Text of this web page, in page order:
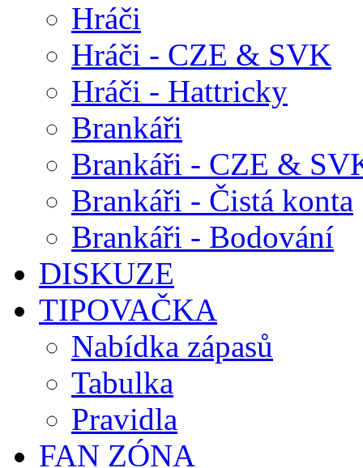
Hráči
Hráči - CZE & SVK
Hráči - Hattricky
Brankáři
Brankáři - CZE &
Brankáři - Čistá konta
Brankáři - Bodování
DISKUZE
TIPOVAČKA
Nabídka zápasů
Tabulka
Pravidla
FAN ZÓNA